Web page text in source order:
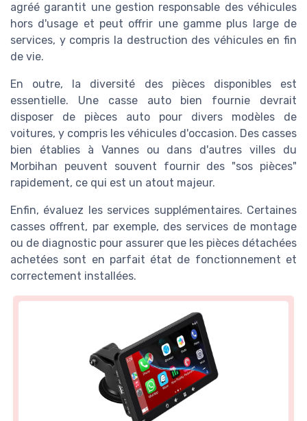
agréé garantit une gestion responsable des véhicules
hors d'usage et peut offrir une gamme plus large de
services, y compris la destruction des véhicules en fin
de vie.
En outre, la diversité des pièces disponibles est
essentielle. Une casse auto bien fournie devrait
disposer de pièces auto pour divers modèles de
voitures, y compris les véhicules d'occasion. Des casses
bien établies à Vannes ou dans d'autres villes du
Morbihan peuvent souvent fournir des "sos pièces"
rapidement, ce qui est un atout majeur.
Enfin, évaluez les services supplémentaires. Certaines
casses offrent, par exemple, des services de montage
ou de diagnostic pour assurer que les pièces détachées
achetées sont en parfait état de fonctionnement et
correctement installées.